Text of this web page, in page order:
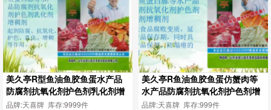
美久亭R型鱼油鱼胶鱼蛋水产品
防腐剂抗氧化剂护色剂乳化剂增
稠剂
品牌:天喜牌 库存:9999件
美久亭R鱼油鱼胶鱼蛋仿蟹肉等
水产品防腐剂抗氧化剂护色剂增
稠剂
品牌:天喜牌 库存:999件